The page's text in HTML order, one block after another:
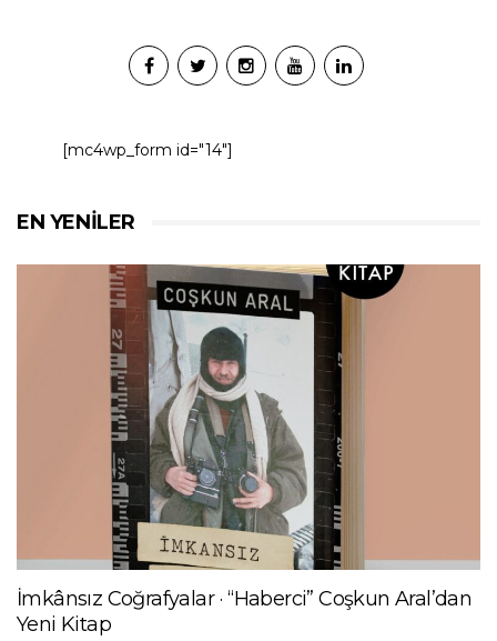
[mc4wp_form id="14"]
EN YENILER
İmkânsız Coğrafyalar · “Haberci” Coşkun Aral’dan
Yeni Kitap